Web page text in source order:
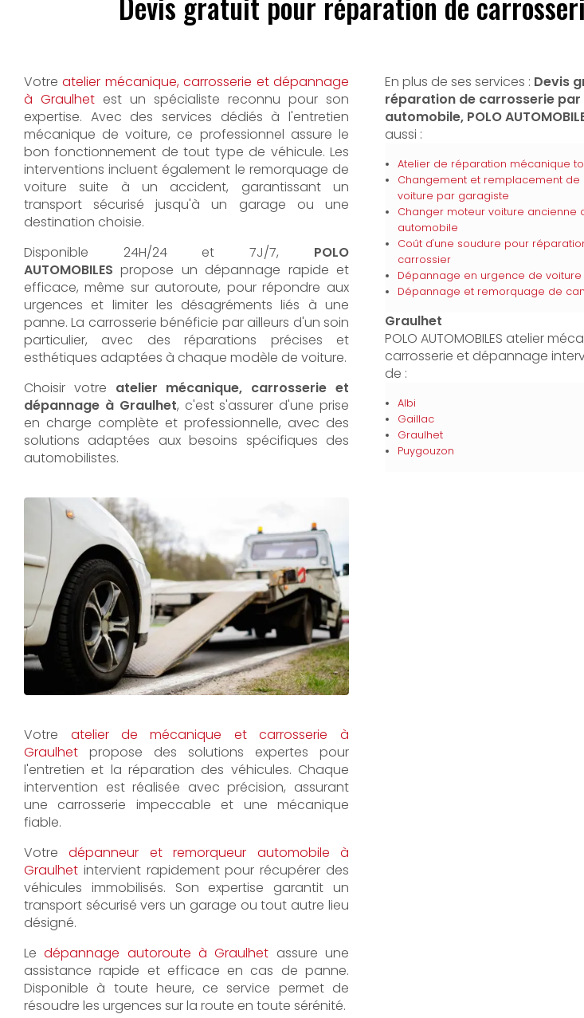
Votreatelier mécanique, carrosserie et dépannage
à Graulhet est un spécialiste reconnu pour son
expertise. Avec des services dédiés à l'entretien
mécanique de voiture, ce professionnel assure le
bon fonctionnement de tout type de véhicule. Les
interventions incluent également le remorquage de
voiture suite à un accident, garantissant un
transport sécurisé jusqu'à un garage ou une
destination choisie.
Disponible 24H/24 et 7J/7, POLO
AUTOMOBILESpropose un dépannage rapide et
efficace, même sur autoroute, pour répondre aux
urgences et limiter les désagréments liés à une
panne. La carrosserie bénéficie par ailleurs d'un soin
particulier, avec des réparations précises et
esthétiques adaptées à chaque modèle de voiture.
Choisir votre atelier mécanique, carrosserie et
dépannage à Graulhet, c'est s'assurer d'une prise
en charge complète et professionnelle, avec des
solutions adaptées aux besoins spécifiques des
automobilistes.
Votre atelier de mécanique et carrosserie à
Graulhet propose des solutions expertes pour
l'entretien et la réparation des véhicules. Chaque
intervention est réalisée avec précision, assurant
une carrosserie impeccable et une mécanique
fiable.
Votredépanneur et remorqueur automobile à
Graulhet intervient rapidement pour récupérer des
véhicules immobilisés. Son expertise garantit un
transport sécurisé vers un garage ou tout autre lieu
désigné.
Ledépannage autoroute à Graulhet assure une
assistance rapide et efficace en cas de panne.
Disponible à toute heure, ce service permet de
résoudre les urgences sur la route en toute sérénité.
En plus de ses services : Devis
réparation de carrosserie
automobile, POLO
aussi :
Atelier de réparation mécanique
Changement et remplacement de
voiture par garagiste
Changer moteur voiture ancienne
automobile
Coût d'une soudure pour
carrossier
Dépannage en urgence de voiture
Dépannage et remorquage de
Graulhet
POLO AUTOMOBILES atelier
carrosserie et dépannage
de :
Albi
Gaillac
Graulhet
Puygouzon